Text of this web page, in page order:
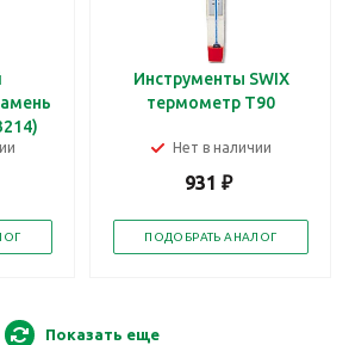
Инструменты SWIX
термометр T90
Нет в наличии
931 ₽
ПОДОБРАТЬ АНАЛОГ
Показать еще